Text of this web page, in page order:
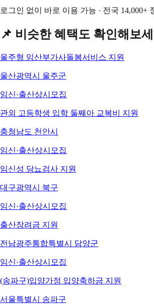
로그인 없이 바로 이용 가능 · 전국 14,000+
📌 비슷한 혜택도 확인해보
울주형 임산부가사돌봄서비스 지원
울산광역시 울주군
임신·출산상시모집
관외 고등학생 입학 둘째아 교복비 지원
충청남도 천안시
임신·출산상시모집
임신성 당뇨검사 지원
대구광역시 북구
임신·출산상시모집
출산장려금 지원
전남광주통합특별시 담양군
임신·출산상시모집
(송파구)입양가정 입양축하금 지원
서울특별시 송파구